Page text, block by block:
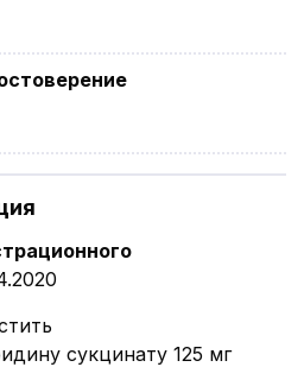
сукцинату 125 мг